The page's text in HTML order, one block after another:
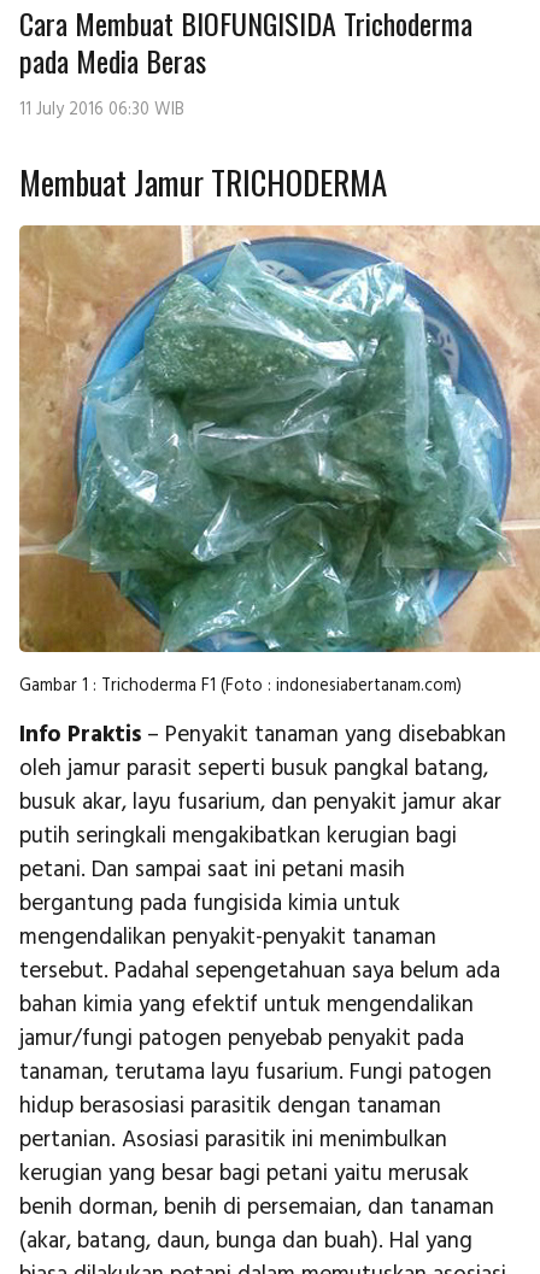
Cara Membuat BIOFUNGISIDA Trichoderma
pada Media Beras
11 July 2016 06:30 WIB
Membuat Jamur TRICHODERMA
Gambar 1 : Trichoderma F1 (Foto : indonesiabertanam.com)
Info Praktis – Penyakit tanaman yang disebabkan
oleh jamur parasit seperti busuk pangkal batang,
busuk akar, layu fusarium, dan penyakit jamur akar
putih seringkali mengakibatkan kerugian bagi
petani. Dan sampai saat ini petani masih
bergantung pada fungisida kimia untuk
mengendalikan penyakit-penyakit tanaman
tersebut. Padahal sepengetahuan saya belum ada
bahan kimia yang efektif untuk mengendalikan
jamur/fungi patogen penyebab penyakit pada
tanaman, terutama layu fusarium. Fungi patogen
hidup berasosiasi parasitik dengan tanaman
pertanian. Asosiasi parasitik ini menimbulkan
kerugian yang besar bagi petani yaitu merusak
benih dorman, benih di persemaian, dan tanaman
(akar, batang, daun, bunga dan buah). Hal yang